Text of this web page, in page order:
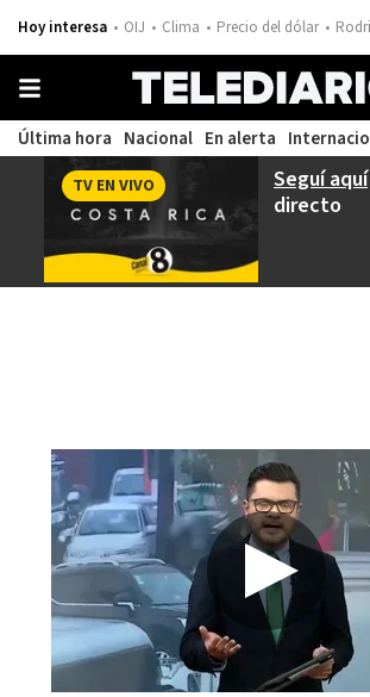
Hoy interesa OIJ Clima Precio del dólar
Última hora Nacional En alerta
Seguí aquí
directo
TV EN VIVO